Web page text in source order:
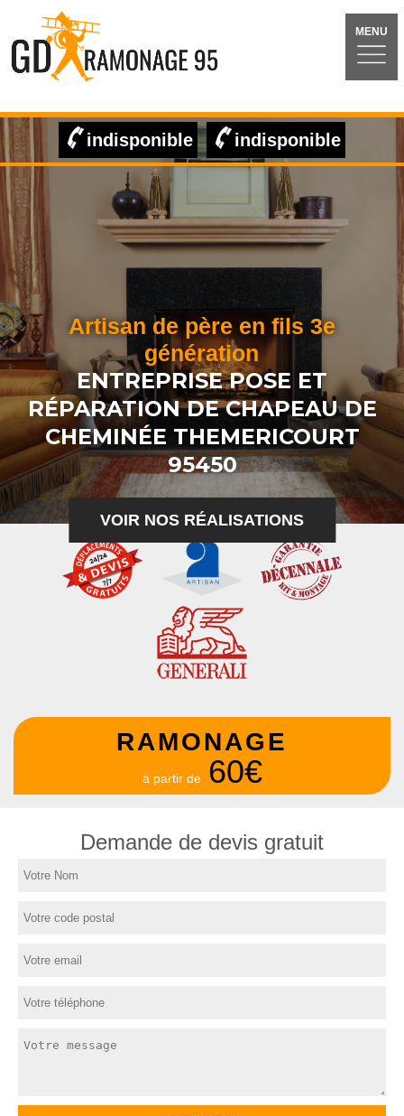
MENU
indisponible indisponible
Artisan de père en fils 3e
génération
ENTREPRISE POSE ET
RÉPARATION DE CHAPEAU DE
CHEMINÉE THEMERICOURT
95450
VOIR NOS RÉALISATIONS
RAMONAGE
à partir de 60€
Demande de devis gratuit